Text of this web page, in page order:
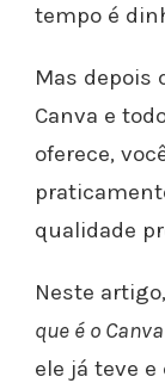
tempo é
Mas depois
Canva e
oferece,
qualidade
Neste
que é o Canva
ele já teve